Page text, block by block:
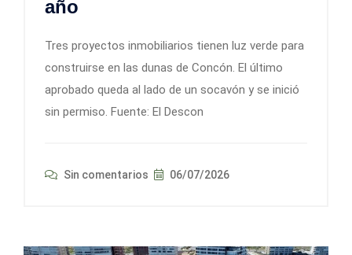
año
Tres proyectos inmobiliarios tienen luz verde para
construirse en las dunas de Concón. El último
aprobado queda al lado de un socavón y se inició
sin permiso. Fuente: El Descon
Sin comentarios 06/07/2026